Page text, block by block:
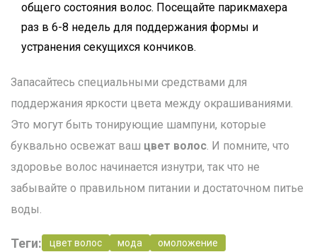
общего состояния волос. Посещайте парикмахера
раз в 6-8 недель для поддержания формы и
устранения секущихся кончиков.
Запасайтесь специальными средствами для
поддержания яркости цвета между окрашиваниями.
Это могут быть тонирующие шампуни, которые
буквально освежат ваш цвет волос. И помните, что
здоровье волос начинается изнутри, так что не
забывайте о правильном питании и достаточном питье
воды.
Теги: цвет волос мода
омоложение